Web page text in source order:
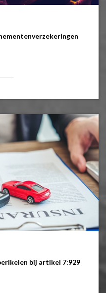
bij artikel 7:929